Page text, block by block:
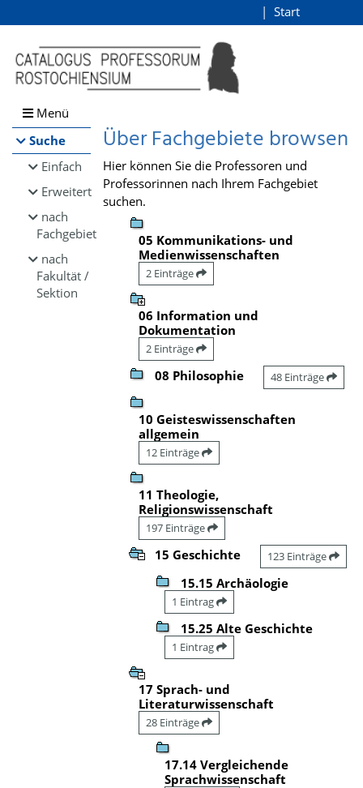
Browsen
direkt zum Inhalt
Start
Menü
Suche
Einfach
Erweitert
nach
Fachgebiet
nach
Fakultät /
Sektion
Über Fachgebiete browsen
Hier können Sie die Professoren und
Professorinnen nach Ihrem Fachgebiet
suchen.
05 Kommunikations- und
Medienwissenschaften
2 Einträge
06 Information und
Dokumentation
2 Einträge
08 Philosophie 48 Einträge
10 Geisteswissenschaften
allgemein
12 Einträge
11 Theologie,
Religionswissenschaft
197 Einträge
15 Geschichte 123 Einträge
15.15 Archäologie
1 Eintrag
15.25 Alte Geschichte
1 Eintrag
17 Sprach- und
Literaturwissenschaft
28 Einträge
17.14 Vergleichende
Sprachwissenschaft